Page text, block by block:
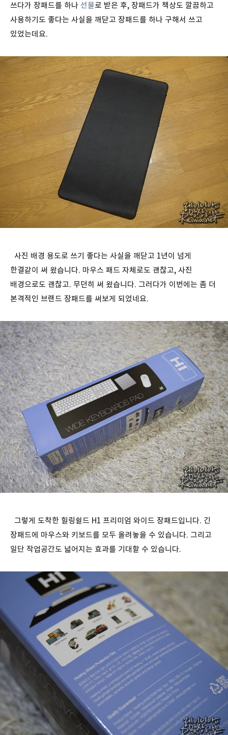
쓰다가 장패드를 하나 선물로 받은 후, 장패드가 책상도 깔끔하고
사용하기도 좋다는 사실을 깨닫고 장패드를 하나 구해서 쓰고
있었는데요.
사진 배경 용도로 쓰기 좋다는 사실을 깨닫고 1년이 넘게
한결같이 써 왔습니다. 마우스 패드 자체로도 괜찮고, 사진
배경으로도 괜찮고. 무던히 써 왔습니다. 그러다가 이번에는 좀 더
본격적인 브랜드 장패드를 써보게 되었네요.
그렇게 도착한 힐링쉴드 H1 프리미엄 와이드 장패드입니다. 긴
장패드에 마우스와 키보드를 모두 올려놓을 수 있습니다. 그리고
일단 작업공간도 넓어지는 효과를 기대할 수 있습니다.